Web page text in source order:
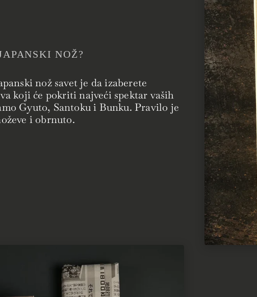
NOŽ?
nož savet je da izaberete
koji će pokriti najveći spektar vaših
Gyuto, Santoku i Bunku. Pravilo je
i obrnuto.